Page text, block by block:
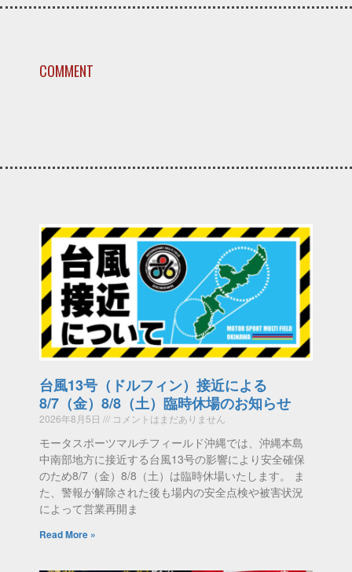
COMMENT
台風13号（ドルフィン）接近による
8/7（金）8/8（土）臨時休場のお知らせ
2026年8月5日 コメントはまだありません
モータスポーツマルチフィールド沖縄では、沖縄本島
中南部地方に接近する台風13号の影響により安全確保
のため8/7（金）8/8（土）は臨時休場いたします。 ま
た、警報が解除された後も場内の安全点検や被害状況
によって営業再開ま
Read More »